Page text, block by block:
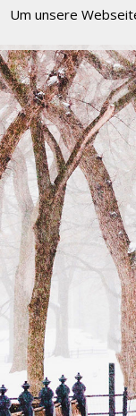
Um unsere